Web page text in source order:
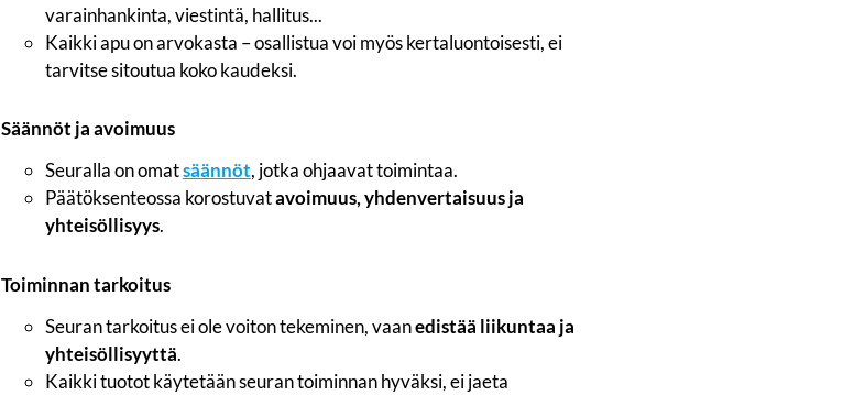
varainhankinta, viestintä, hallitus...
Kaikki apu on arvokasta – osallistua voi myös kertaluontoisesti, ei
tarvitse sitoutua koko kaudeksi.
Säännöt ja avoimuus
Seuralla on omatsäännöt, jotka ohjaavat toimintaa.
Päätöksenteossa korostuvatavoimuus, yhdenvertaisuus ja
yhteisöllisyys.
Toiminnan tarkoitus
Seuran tarkoitus ei ole voiton tekeminen, vaanedistää liikuntaa ja
yhteisöllisyyttä.
Kaikki tuotot käytetään seuran toiminnan hyväksi, ei jaeta